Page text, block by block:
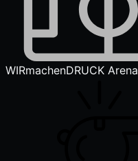
WIRmachenDRUCK Arena